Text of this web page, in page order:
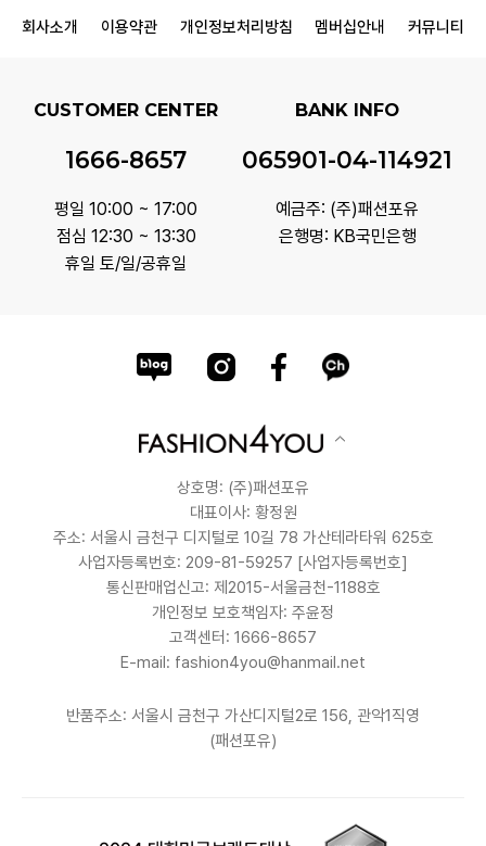
회사소개 이용약관 개인정보처리방침 멤버십안내 커뮤니티
CUSTOMER CENTER
1666-8657
평일 10:00 ~ 17:00
점심 12:30 ~ 13:30
휴일 토/일/공휴일
BANK INFO
065901-04-114921
예금주: (주)패션포유
은행명: KB국민은행
상호명: (주)패션포유
대표이사: 황정원
주소: 서울시 금천구 디지털로 10길 78 가산테라타워 625호
사업자등록번호: 209-81-59257 [사업자등록번호]
통신판매업신고: 제2015-서울금천-1188호
개인정보 보호책임자: 주윤정
고객센터: 1666-8657
E-mail: fashion4you@hanmail.net
반품주소: 서울시 금천구 가산디지털2로 156, 관악1직영
(패션포유)